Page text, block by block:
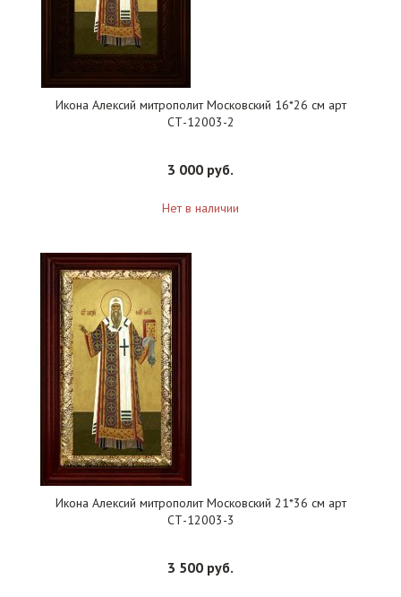
Икона Алексий митрополит Московский 16*26 см арт
СТ-12003-2
3 000 руб.
Нет в наличии
Икона Алексий митрополит Московский 21*36 см арт
СТ-12003-3
3 500 руб.